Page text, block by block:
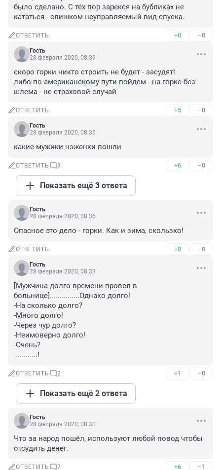
было сделано. С тех пор зарекся на бубликах не
кататься - слишком неуправляемый вид спуска.
ОТВЕТИТЬ +0 –0
Гость
28 февраля 2020, 08:39
скоро горки никто строить не будет - засудят!
либо по американскому пути пойдем - на горке без
шлема - не страховой случай
ОТВЕТИТЬ +5 –0
Гость
28 февраля 2020, 08:36
какие мужики нэженки пошли
ОТВЕТИТЬ 3 +6 –0
Показать ещё 3 ответа
Гость
28 февраля 2020, 08:36
Опасное это дело - горки. Как и зима, скользко!
ОТВЕТИТЬ +0 –0
Гость
28 февраля 2020, 08:33
[Мужчина долго времени провел в
больнице]...............Однако долго!
-На сколько долго?
-Много долго!
-Через чур долго?
-Неимоверно долго!
-Очень?
-...........!
ОТВЕТИТЬ 2 +1 –0
Показать ещё 2 ответа
Гость
28 февраля 2020, 08:30
Что за народ пошёл, используют любой повод чтобы
отсудить денег.
ОТВЕТИТЬ 7 +6 –1